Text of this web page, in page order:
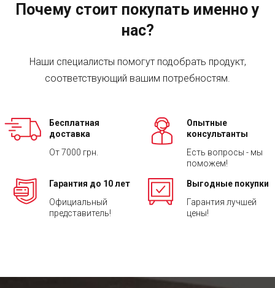
Почему стоит покупать именно у
нас?
Наши специалисты помогут подобрать продукт,
соответствующий вашим потребностям.
Бесплатная
доставка
От 7000 грн.
Опытные
консультанты
Есть вопросы - мы
поможем!
Гарантия до 10 лет
Официальный
представитель!
Выгодные покупки
Гарантия лучшей
цены!